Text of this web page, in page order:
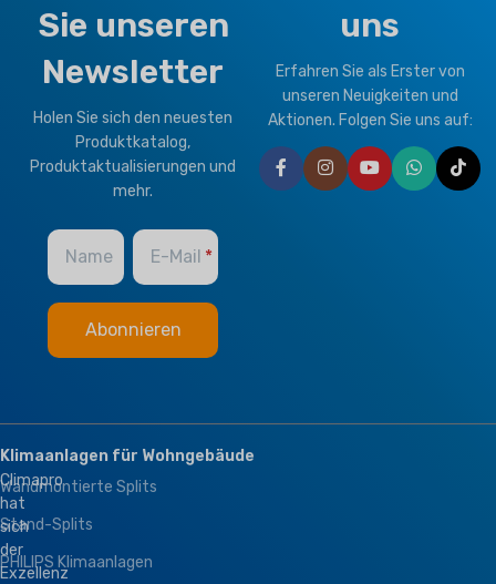
Sie unseren
Newsletter
Holen Sie sich den neuesten
Produktkatalog,
Produktaktualisierungen und
mehr.
Name E-Mail
uns
Erfahren Sie als Erster von
unseren Neuigkeiten und
Aktionen. Folgen Sie uns auf:
Climapro
hat
sich
der
Exzellenz
Klimaanlagen für Wohngebäude
Wandmontierte Splits
Stand-Splits
PHILIPS Klimaanlagen